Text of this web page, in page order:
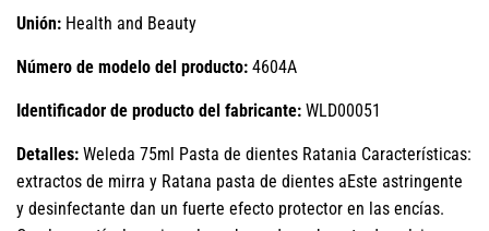
Unión: Health and Beauty
Número de modelo del producto: 4604A
Identificador de producto del fabricante: WLD00051
Detalles: Weleda 75ml Pasta de dientes Ratania Características:
extractos de mirra y Ratana pasta de dientes aEste astringente
y desinfectante dan un fuerte efecto protector en las encías.